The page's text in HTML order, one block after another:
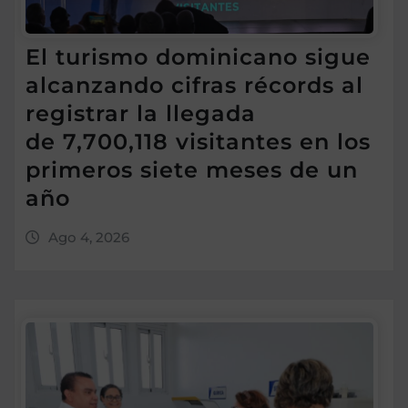
El turismo dominicano sigue
alcanzando cifras récords al
registrar la llegada
de 7,700,118 visitantes en los
primeros siete meses de un
año
Ago 4, 2026